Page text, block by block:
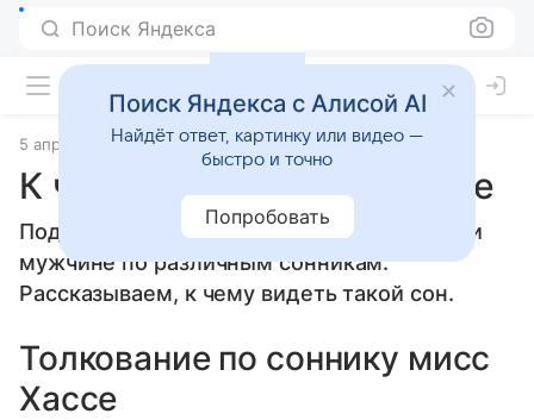
Поиск Яндекса
5 апреля 2010 Сонники
К чему снится Подозрение
Подозрение: толкование сна женщине или
мужчине по различным сонникам.
Рассказываем, к чему видеть такой сон.
Толкование по соннику мисс
Хассе
Поиск Яндекса с Алисой AI
Найдёт ответ, картинку или видео —
быстро и точно
Попробовать